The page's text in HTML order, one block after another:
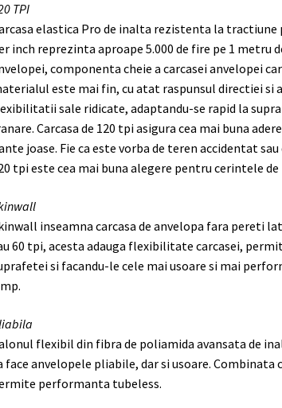
TPI
elastica Pro de inalta rezistenta la tractiune
inch reprezinta aproape 5.000 de fire pe 1
componenta cheie a carcasei anvelopei
este mai fin, cu atat raspunsul directiei si
sale ridicate, adaptandu-se rapid la
Carcasa de 120 tpi asigura cea mai buna
joase. Fie ca este vorba de teren accidentat
tpi este cea mai buna alegere pentru cerintele
inseamna carcasa de anvelopa fara pereti
60 tpi, acesta adauga flexibilitate carcasei,
si facandu-le cele mai usoare si mai
flexibil din fibra de poliamida avansata de
face anvelopele pliabile, dar si usoare.
performanta tubeless.